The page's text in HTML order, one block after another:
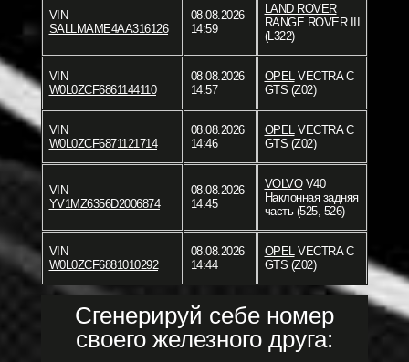
VIN
SALLMAME4AA316126
08.08.2026
14:59
LAND ROVER
RANGE ROVER III
(L322)
VIN
W0L0ZCF6861144110
08.08.2026
14:57
OPEL VECTRA C
GTS (Z02)
VIN
W0L0ZCF6871121714
08.08.2026
14:46
OPEL VECTRA C
GTS (Z02)
VIN
YV1MZ6356D2006874
08.08.2026
14:45
VOLVOV40
Наклонная задняя
часть (525, 526)
VIN
W0L0ZCF6881010292
08.08.2026
14:44
OPEL VECTRA C
GTS (Z02)
Сгенерируй себе номер
своего железного друга: